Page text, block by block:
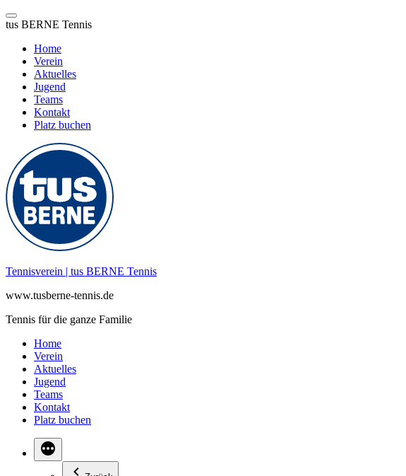
tus BERNE Tennis
Home
Verein
Aktuelles
Jugend
Teams
Kontakt
Platz buchen
Inhalt
springen
Tennisverein | tus BERNE Tennis
www.tusberne-tennis.de
Tennis für die ganze Familie
Home
Verein
Aktuelles
Jugend
Teams
Kontakt
Platz buchen